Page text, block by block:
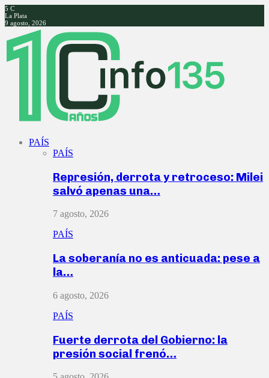
5 C
La Plata
9 agosto, 2026
Facebook
Twitter
Instagram
Youtube
PAÍS
PAÍS
Represión, derrota y retroceso: Milei
salvó apenas una…
7 agosto, 2026
PAÍS
La soberanía no es anticuada: pese a
la…
6 agosto, 2026
PAÍS
Fuerte derrota del Gobierno: la
presión social frenó…